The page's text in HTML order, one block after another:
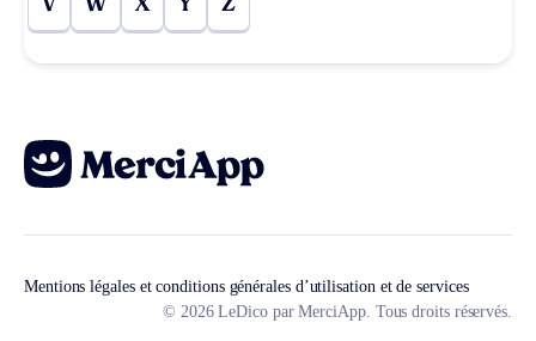
V W X Y Z
Mentions légales et conditions générales d’utilisation et de services
© 2026 LeDico par MerciApp. Tous droits réservés.